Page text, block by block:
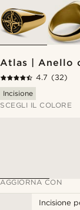
Atlas | Anello
4.7 (32)
Incisione
SCEGLI IL COLORE
AGGIORNA CON
Incisione